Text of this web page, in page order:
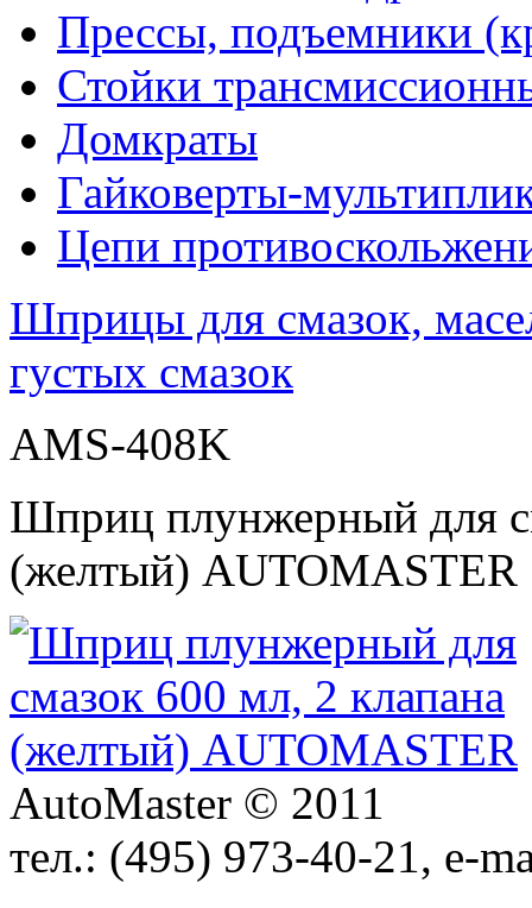
Прессы, подъемники
Стойки
Домкраты
Гайковерты-
Цепи
Шприцы для смазок,
густых смазок
AMS-408K
Шприц плунжерный для
(желтый) AUTOMASTER
AutoMaster © 2011
тел.: (495) 973-40-21, e-